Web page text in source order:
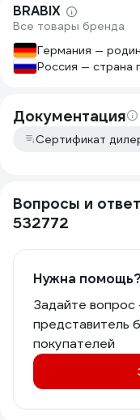
BRABIX
Все товары бренда
Германия —
Россия — страна
Документация
Сертификат
Вопросы и
532772
Нужна помощь?
Задайте вопрос
представитель
покупателей